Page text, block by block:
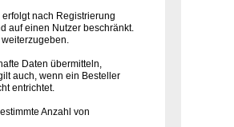
nach Registrierung
auf einen Nutzer beschränkt.
Daten übermitteln,
auch, wenn ein Besteller
entrichtet.
Anzahl von